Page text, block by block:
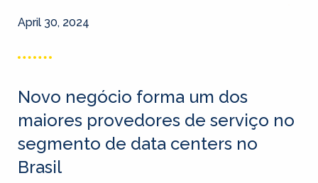
April 30, 2024
Novo negócio forma um dos
maiores provedores de serviço no
segmento de data centers no
Brasil